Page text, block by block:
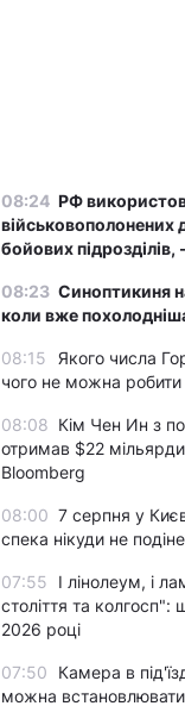
08:24 РФ
військовополонених
бойових підрозділів,
08:23 Синоптикиня
коли вже
08:15
Якого числа
чого не можна робити
08:08 Кім Чен Ин з
отримав $22
Bloomberg
08:00 7 серпня у
спека нікуди не
07:55
І лінолеум, і
століття та
2026 році
07:50
Камера в
можна встановлювати